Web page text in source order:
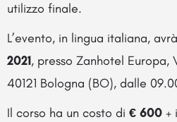
utilizzo finale.
L’evento, in lingua italiana,
2021, presso Zanhotel Europa,
40121 Bologna (BO), dalle
Il corso ha un costo di € 600 +